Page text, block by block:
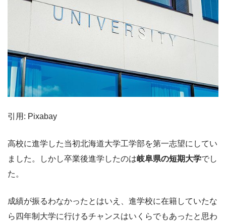
引用: Pixabay
高校に進学した当初北海道大学工学部を第一志望にしてい
ました。しかし卒業後進学したのは岐阜県の短期大学でし
た。
成績が振るわなかったとはいえ、進学校に在籍していたな
ら四年制大学に行けるチャンスはいくらでもあったと思わ